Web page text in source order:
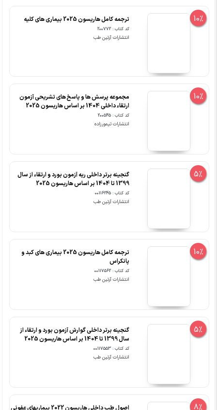
10% ترجمه کامل هاریسون 2025 بیماری های کلیه
کد کتاب : 200772
انتشارات آرتین طب
10%
مجموعه پرسش ها و پاسخ های تشریحی آزمون
ارتقاء داخلی 1404 بر اساس هاریسون 2025
کد کتاب : 200545
انتشارات تیمورزاده
5%
گنجینه برتر داخلی ریه آزمون بورد و ارتقاء از سال
1399 تا 1404 بر اساس هاریسون 2025
کد کتاب : 00116245
انتشارات آرتین طب
10%
ترجمه کامل هاریسون 2025 بیماری های کبد و
پانکراس
کد کتاب : 00117562
انتشارات آرتین طب
5%
گنجینه برتر داخلی گوارش آزمون بورد و ارتقاء از
سال 1399 تا 1404 بر اساس هاریسون 2025
کد کتاب : 00117553
انتشارات آرتین طب